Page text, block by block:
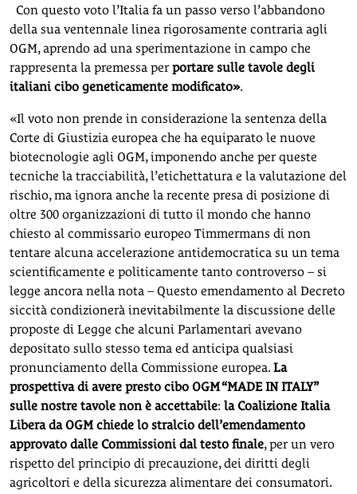
Con questo voto l’Italia fa un passo verso l’abbandono
della sua ventennale linea rigorosamente contraria agli
OGM, aprendo ad una sperimentazione in campo che
rappresenta la premessa perportare sulle tavole degli
italiani cibo geneticamente modificato».
«Il voto non prende in considerazione la sentenza della
Corte di Giustizia europea che ha equiparato le nuove
biotecnologie agli OGM, imponendo anche per queste
tecniche la tracciabilità, l’etichettatura e la valutazione del
rischio, ma ignora anche la recente presa di posizione di
oltre 300 organizzazioni di tutto il mondo che hanno
chiesto al commissario europeo Timmermans di non
tentare alcuna accelerazione antidemocratica su un tema
scientificamente e politicamente tanto controverso – si
legge ancora nella nota – Questo emendamento al Decreto
siccità condizionerà inevitabilmente la discussione delle
proposte di Legge che alcuni Parlamentari avevano
depositato sullo stesso tema ed anticipa qualsiasi
pronunciamento della Commissione europea. La
prospettiva di avere presto cibo OGM “MADE IN ITALY”
sulle nostre tavole non è accettabile: la Coalizione Italia
Libera da OGM chiede lo stralcio dell’emendamento
approvato dalle Commissioni dal testo finale, per un vero
rispetto del principio di precauzione, dei diritti degli
agricoltori e della sicurezza alimentare dei consumatori.